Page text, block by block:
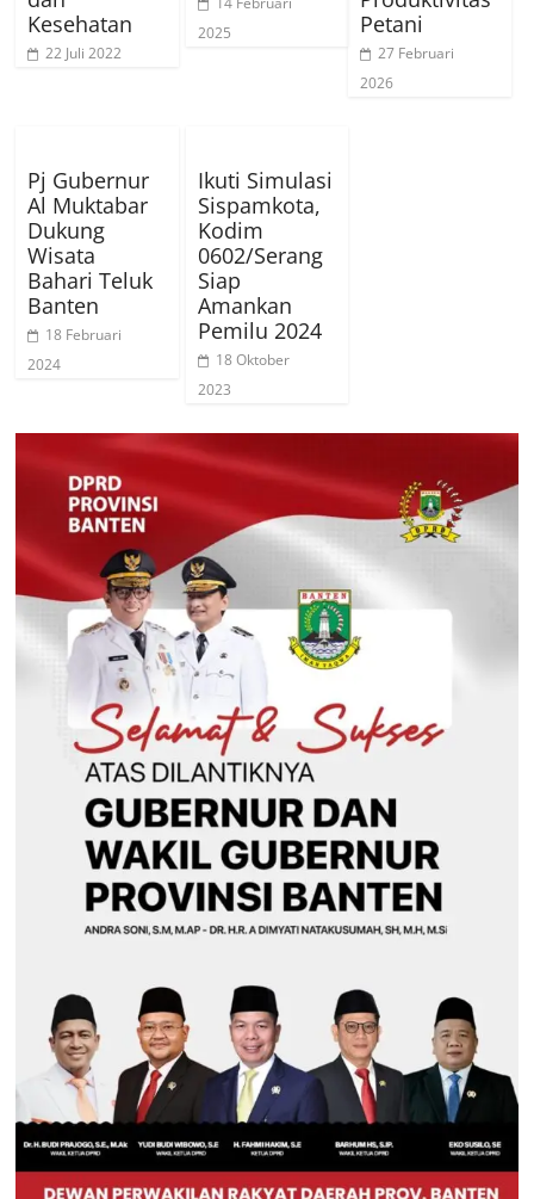
Kesehatan
22 Juli 2022
2025
Petani
27 Februari
2026
Pj Gubernur
Al Muktabar
Dukung
Wisata
Bahari Teluk
Banten
18 Februari
2024
Ikuti Simulasi
Sispamkota,
Kodim
0602/Serang
Siap
Amankan
Pemilu 2024
18 Oktober
2023